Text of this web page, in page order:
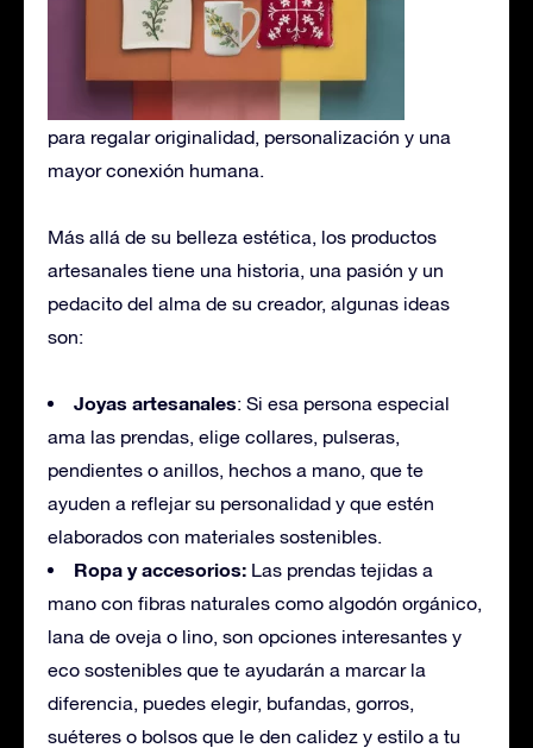
para regalar originalidad, personalización y una
mayor conexión humana.
Más allá de su belleza estética, los productos
artesanales tiene una historia, una pasión y un
pedacito del alma de su creador, algunas ideas
son:
Joyas artesanales: Si esa persona especial
ama las prendas, elige collares, pulseras,
pendientes o anillos, hechos a mano, que te
ayuden a reflejar su personalidad y que estén
elaborados con materiales sostenibles.
Ropa y accesorios: Las prendas tejidas a
mano con fibras naturales como algodón orgánico,
lana de oveja o lino, son opciones interesantes y
eco sostenibles que te ayudarán a marcar la
diferencia, puedes elegir, bufandas, gorros,
suéteres o bolsos que le den calidez y estilo a tu